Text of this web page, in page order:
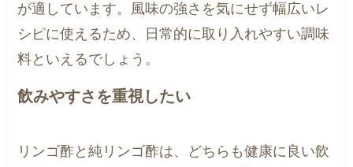
が適しています。風味の強さを気にせず幅広いレ
シピに使えるため、日常的に取り入れやすい調味
料といえるでしょう。
飲みやすさを重視したい
リンゴ酢と純リンゴ酢は、どちらも健康に良い飲